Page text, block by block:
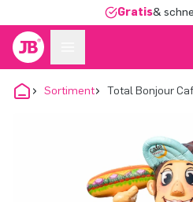
Gratis&
Sortiment Total Bonjour